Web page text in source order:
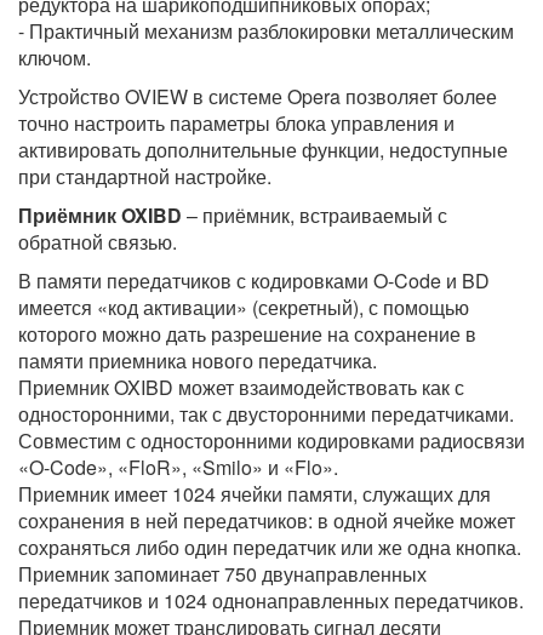
- Практичный механизм разблокировки металлическим
ключом.
Устройство OVIEW в системе Opera позволяет более
точно настроить параметры блока управления и
активировать дополнительные функции, недоступные
при стандартной настройке.
Приёмник OXIBD – приёмник, встраиваемый с
обратной связью.
В памяти передатчиков с кодировками O-Code и BD
имеется «код активации» (секретный), с помощью
которого можно дать разрешение на сохранение в
памяти приемника нового передатчика.
Приемник OXIBD может взаимодействовать как с
односторонними, так с двусторонними передатчиками.
Совместим с односторонними кодировками радиосвязи
«O-Code», «FloR», «Smilo» и «Flo».
Приемник имеет 1024 ячейки памяти, служащих для
сохранения в ней передатчиков: в одной ячейке может
сохраняться либо один передатчик или же одна кнопка.
Приемник запоминает 750 двунаправленных
передатчиков и 1024 однонаправленных передатчиков.
Приемник может транслировать сигнал десяти